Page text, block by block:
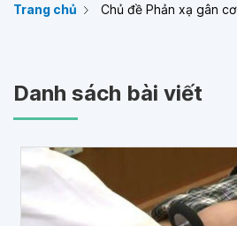
Trang chủ Chủ đề Phản xạ gân cơ
Danh sách bài viết